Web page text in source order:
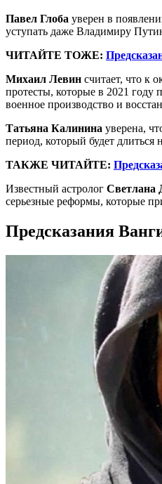
Павел Глоба уверен в
уступать даже Владимиру
ЧИТАЙТЕ ТОЖЕ:
Михаил Левин считает, что к
протесты, которые в 2021 году
военное производство и
Татьяна Калинина уверена,
период, который будет длиться
ТАКЖЕ ЧИТАЙТЕ:
Известный астролог Светлана
серьезные реформы, которые
Предсказания